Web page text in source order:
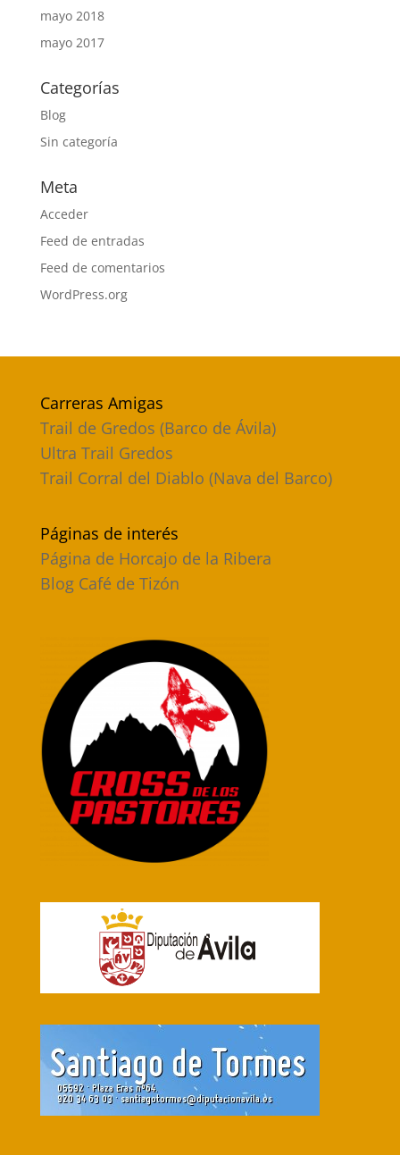
mayo 2018
mayo 2017
Categorías
Blog
Sin categoría
Meta
Acceder
Feed de entradas
Feed de comentarios
WordPress.org
Carreras Amigas
Trail de Gredos (Barco de Ávila)
Ultra Trail Gredos
Trail Corral del Diablo (Nava del Barco)
Páginas de interés
Página de Horcajo de la Ribera
Blog Café de Tizón